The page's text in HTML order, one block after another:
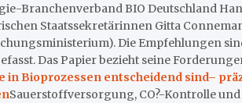
Branchenverband BIO Deutschland
Staatssekretärinnen Gitta
Die Empfehlungen
Das Papier bezieht seine
in Bioprozessen entscheidend sind–
Sauerstoffversorgung, CO?-Kontrolle